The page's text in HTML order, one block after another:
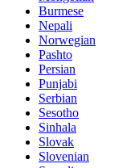
Burmese
Nepali
Norwegian
Pashto
Persian
Punjabi
Serbian
Sesotho
Sinhala
Slovak
Slovenian